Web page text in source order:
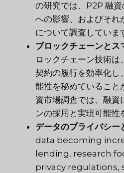
の研究では、P2P 融
への影響、およびそれ
について調査していま
ブロックチェーンとス
ロックチェーン技術は
契約の履行を効率化し
能性を秘めていること
資市場調査では、融資
ンの採用と実現可能性
データのプライバシー
data becoming
lending, research
privacy regulations,